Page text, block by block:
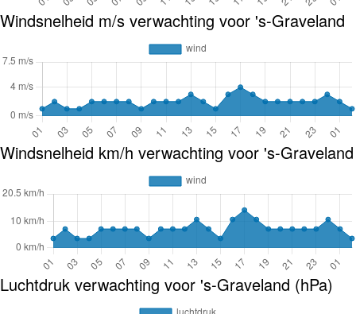
Windsnelheid m/s verwachting voor 's-Graveland
Windsnelheid km/h verwachting voor 's-Graveland
Luchtdruk verwachting voor 's-Graveland (hPa)